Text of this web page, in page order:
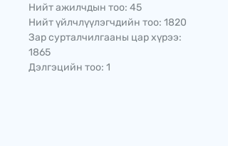
Нийт ажилчдын тоо: 45
Нийт үйлчлүүлэгчдийн тоо: 1820
Зар сурталчилгааны цар хүрээ:
1865
Дэлгэцийн тоо: 1